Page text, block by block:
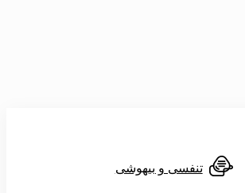
تنفسی و بیهوشی